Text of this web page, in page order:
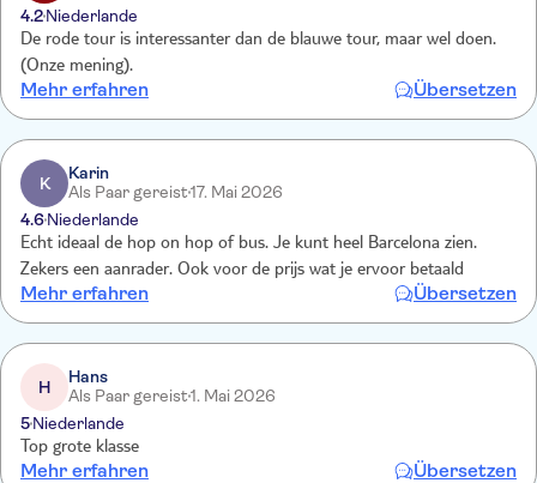
4.2Niederlande
De rode tour is interessanter dan de blauwe tour, maar wel doen.
(Onze mening).
Mehr erfahren Übersetzen
K
Karin
Als Paar gereist17. Mai 2026
4.6Niederlande
Echt ideaal de hop on hop of bus. Je kunt heel Barcelona zien.
Zekers een aanrader. Ook voor de prijs wat je ervoor betaald
Mehr erfahren Übersetzen
H
Hans
Als Paar gereist1. Mai 2026
5Niederlande
Top grote klasse
Mehr erfahren Übersetzen